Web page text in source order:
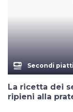
set_meal Secondi piatti
La ricetta dei
ripieni alla